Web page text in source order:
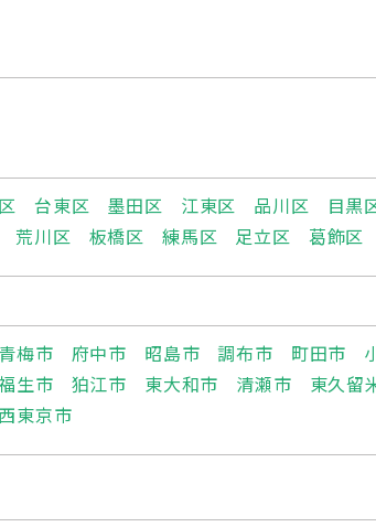
台東区 墨田区 江東区 品川区 目黒
荒川区 板橋区 練馬区 足立区 葛飾区
青梅市 府中市 昭島市 調布市 町田市
生市 狛江市 東大和市 清瀬市 東久留
西東京市